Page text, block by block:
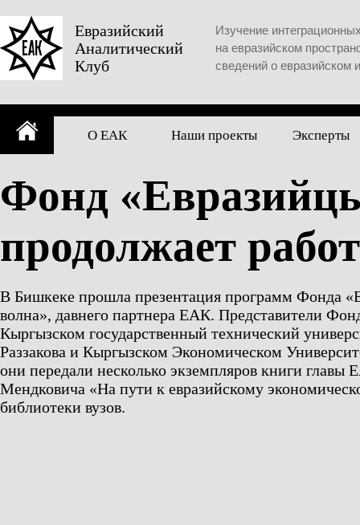
to
content
Евразийский
Аналитический
Клуб
Изучение
на евразийском
сведений о евразийском
О ЕАК Наши проекты Эксперты
Фонд
продолжает
В Бишкеке прошла презентация программ Фонда
волна», давнего партнера ЕАК. Представители
Кыргызском государственный технический
Раззакова и Кыргызском Экономическом
они передали несколько экземпляров книги
Мендковича «На пути к евразийскому
библиотеки вузов.